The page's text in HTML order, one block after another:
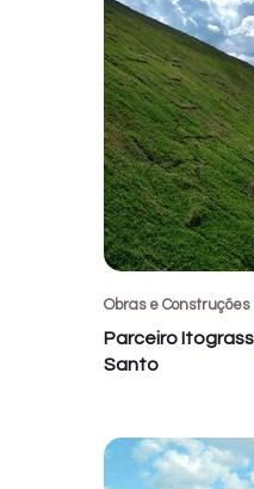
Obras e Construções
Parceiro
Santo